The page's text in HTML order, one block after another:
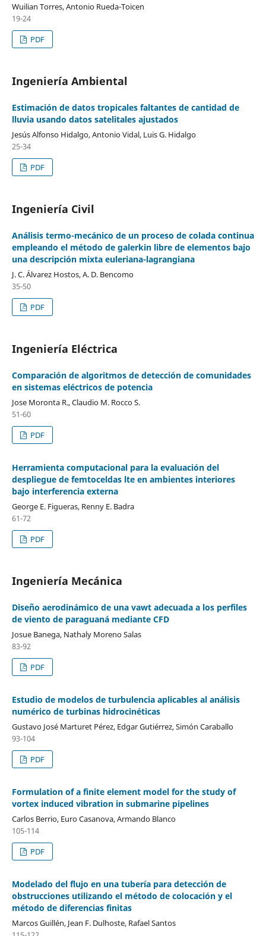
Wuilian Torres, Antonio Rueda-Toicen
19-24
PDF
Ingeniería Ambiental
Estimación de datos tropicales faltantes de cantidad de
lluvia usando datos satelitales ajustados
Jesús Alfonso Hidalgo, Antonio Vidal, Luis G. Hidalgo
25-34
PDF
Ingeniería Civil
Análisis termo-mecánico de un proceso de colada continua
empleando el método de galerkin libre de elementos bajo
una descripción mixta euleriana-lagrangiana
J. C. Álvarez Hostos, A. D. Bencomo
35-50
PDF
Ingeniería Eléctrica
Comparación de algoritmos de detección de comunidades
en sistemas eléctricos de potencia
Jose Moronta R., Claudio M. Rocco S.
51-60
PDF
Herramienta computacional para la evaluación del
despliegue de femtoceldas lte en ambientes interiores
bajo interferencia externa
George E. Figueras, Renny E. Badra
61-72
PDF
Ingeniería Mecánica
Diseño aerodinámico de una vawt adecuada a los perfiles
de viento de paraguaná mediante CFD
Josue Banega, Nathaly Moreno Salas
83-92
PDF
Estudio de modelos de turbulencia aplicables al análisis
numérico de turbinas hidrocinéticas
Gustavo José Marturet Pérez, Edgar Gutiérrez, Simón Caraballo
93-104
PDF
Formulation of a finite element model for the study of
vortex induced vibration in submarine pipelines
Carlos Berrio, Euro Casanova, Armando Blanco
105-114
PDF
Modelado del flujo en una tubería para detección de
obstrucciones utilizando el método de colocación y el
método de diferencias finitas
Marcos Guillén, Jean F. Dulhoste, Rafael Santos